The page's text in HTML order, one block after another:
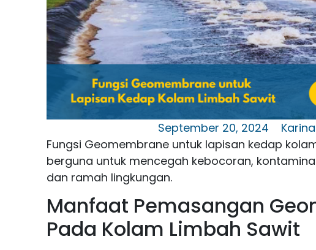
September 20, 2024
Fungsi Geomembrane untuk lapisan kedap
berguna untuk mencegah kebocoran,
dan ramah lingkungan.
Manfaat Pemasangan
Pada Kolam Limbah Sawit